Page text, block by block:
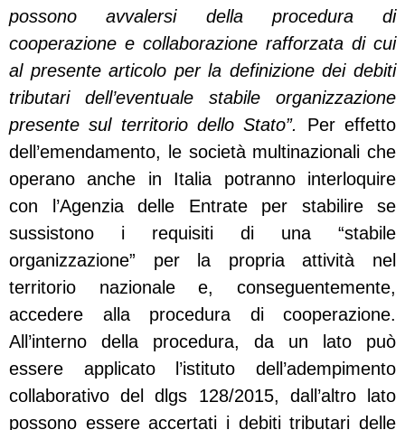
possono avvalersi della procedura di
cooperazione e collaborazione rafforzata di cui
al presente articolo per la definizione dei debiti
tributari dell’eventuale stabile organizzazione
presente sul territorio dello Stato”. Per effetto
dell’emendamento, le società multinazionali che
operano anche in Italia potranno interloquire
con l’Agenzia delle Entrate per stabilire se
sussistono i requisiti di una “stabile
organizzazione” per la propria attività nel
territorio nazionale e, conseguentemente,
accedere alla procedura di cooperazione.
All’interno della procedura, da un lato può
essere applicato l’istituto dell’adempimento
collaborativo del dlgs 128/2015, dall’altro lato
possono essere accertati i debiti tributari delle